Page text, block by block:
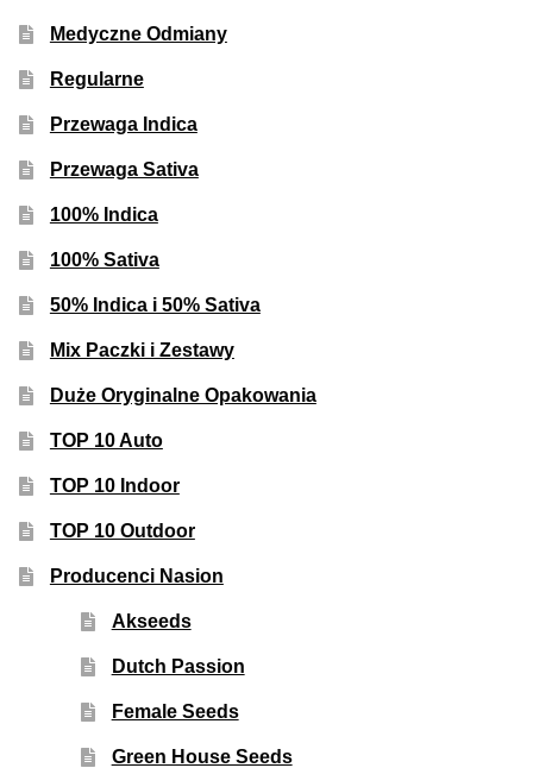
Medyczne Odmiany
Regularne
Przewaga Indica
Przewaga Sativa
100% Indica
100% Sativa
50% Indica i 50% Sativa
Mix Paczki i Zestawy
Duże Oryginalne Opakowania
TOP 10 Auto
TOP 10 Indoor
TOP 10 Outdoor
Producenci Nasion
Akseeds
Dutch Passion
Female Seeds
Green House Seeds